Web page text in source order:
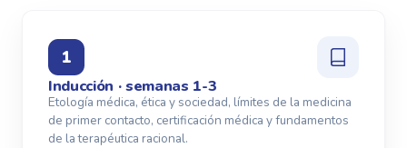
1
Inducción · semanas 1-3
Etología médica, ética y sociedad, límites de la medicina
de primer contacto, certificación médica y fundamentos
de la terapéutica racional.